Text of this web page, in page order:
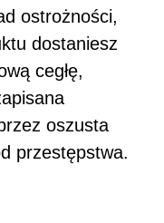
ostrożności,
dostaniesz
cegłę,
oszusta
przestępstwa.